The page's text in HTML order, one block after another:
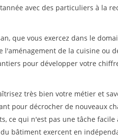
avec des particuliers à la
que vous exercez dans le
l'aménagement de la cuisine ou
pour développer votre
très bien votre métier et
pour décrocher de nouveaux
ce qui n'est pas une tâche
bâtiment exercent en